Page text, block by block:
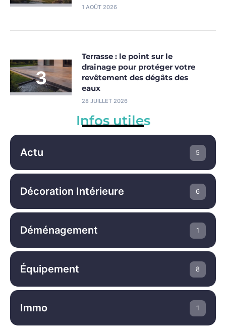
1 AOÛT 2026
Terrasse : le point sur le
drainage pour protéger votre
revêtement des dégâts des
eaux
28 JUILLET 2026
Infos utiles
Actu 5
Décoration Intérieure 6
Déménagement 1
Équipement 8
Immo 1